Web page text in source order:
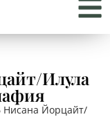
Илула
Нисана Йорцайт/